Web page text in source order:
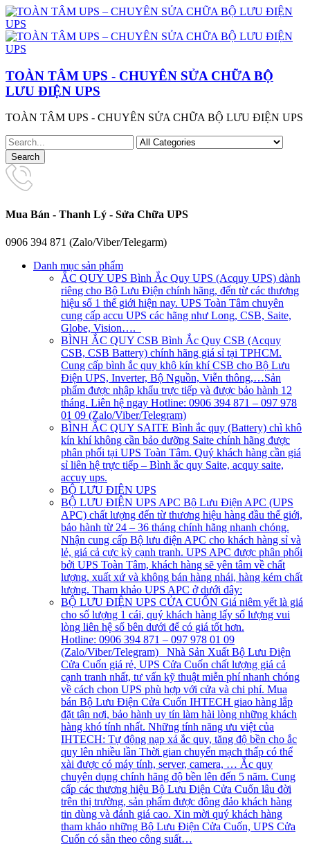
TOÀN TÂM UPS - CHUYÊN SỬA CHỮA BỘ
LƯU ĐIỆN UPS
TOÀN TÂM UPS - CHUYÊN SỬA CHỮA BỘ LƯU ĐIỆN UPS
Mua Bán - Thanh Lý - Sửa Chữa UPS
0906 394 871 (Zalo/Viber/Telegarm)
Danh mục sản phẩm
ẮC QUY UPS Bình Ắc Quy UPS (Acquy UPS) dành
riêng cho Bộ Lưu Điện chính hãng, đến từ các thương
hiệu số 1 thế giới hiện nay. UPS Toàn Tâm chuyên
cung cấp accu UPS các hãng như Long, CSB, Saite,
Globe, Vision….
BÌNH ẮC QUY CSB Bình Ắc Quy CSB (Acquy
CSB, CSB Battery) chính hãng giá sỉ tại TPHCM.
Cung cấp bình ắc quy khô kín khí CSB cho Bộ Lưu
Điện UPS, Inverter, Bộ Nguồn, Viễn thông,…Sản
phẩm được nhập khẩu trực tiếp và được bảo hành 12
tháng. Liên hệ ngay Hotline: 0906 394 871 – 097 978
01 09 (Zalo/Viber/Telegram)
BÌNH ẮC QUY SAITE Bình ắc quy (Battery) chì khô
kín khí không cần bảo dưỡng Saite chính hãng được
phân phối tại UPS Toàn Tâm. Quý khách hàng cần giá
sỉ liên hệ trực tiếp – Bình ắc quy Saite, acquy saite,
accuy ups.
BỘ LƯU ĐIỆN UPS
BỘ LƯU ĐIỆN UPS APC Bộ Lưu Điện APC (UPS
APC) chất lượng đến từ thương hiệu hàng đầu thế giới,
bảo hành từ 24 – 36 tháng chính hãng nhanh chóng.
Nhận cung cấp Bộ lưu điện APC cho khách hàng sỉ và
lẻ, giá cả cực kỳ cạnh tranh. UPS APC được phân phối
bởi UPS Toàn Tâm, khách hàng sẽ yên tâm về chất
lượng, xuất xứ và không bán hàng nhái, hàng kém chất
lượng. Tham khảo UPS APC ở dưới đây:
BỘ LƯU ĐIỆN UPS CỬA CUỐN Giá niêm yết là giá
cho số lượng 1 cái, quý khách hàng lấy số lượng vui
lòng liên hệ số bên dưới để có giá tốt hơn.
Hotline: 0906 394 871 – 097 978 01 09
(Zalo/Viber/Telegram) Nhà Sản Xuất Bộ Lưu Điện
Cửa Cuốn giá rẻ, UPS Cửa Cuốn chất lượng giá cả
cạnh tranh nhất, tư vấn kỹ thuật miễn phí nhanh chóng
về cách chọn UPS phù hợp với cửa và chi phí. Mua
bán Bộ Lưu Điện Cửa Cuốn IHTECH giao hàng lắp
đặt tận nơi, bảo hành uy tín làm hài lòng những khách
hàng khó tính nhất. Những tính năng ưu việt của
IHTECH: Tự động nạp xả ắc quy, tăng độ bền cho ắc
quy lên nhiều lần Thời gian chuyển mạch thấp có thể
xài được có máy tính, server, camera, … Ắc quy
chuyên dụng chính hãng độ bền lên đến 5 năm. Cung
cấp các thương hiệu Bộ Lưu Điện Cửa Cuốn lâu đời
trên thị trường, sản phẩm được đông đảo khách hàng
tin dùng và đánh giá cao. Xin mời quý khách hàng
tham khảo những Bộ Lưu Điện Cửa Cuốn, UPS Cửa
Cuốn có sẵn theo công suất…